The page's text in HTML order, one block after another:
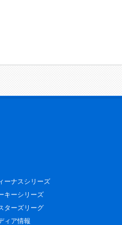
ーナスシリーズ
キーシリーズ
ターズリーグ
ィア情報